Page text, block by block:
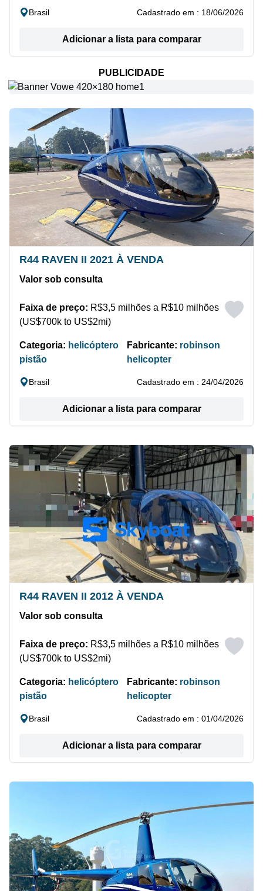
Brasil Cadastrado em : 18/06/2026
Adicionar a lista para comparar
PUBLICIDADE
R44 RAVEN II 2021 À VENDA
Valor sob consulta
Faixa de preço: R$3,5 milhões a R$10 milhões
(US$700k to US$2mi)
Categoria: helicóptero
pistão
Fabricante: robinson
helicopter
Brasil Cadastrado em : 24/04/2026
Adicionar a lista para comparar
R44 RAVEN II 2012 À VENDA
Valor sob consulta
Faixa de preço: R$3,5 milhões a R$10 milhões
(US$700k to US$2mi)
Categoria: helicóptero
pistão
Fabricante: robinson
helicopter
Brasil Cadastrado em : 01/04/2026
Adicionar a lista para comparar